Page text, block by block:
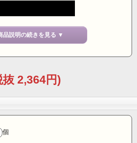
品説明の続きを見る ▼
抜 2,364円)
個